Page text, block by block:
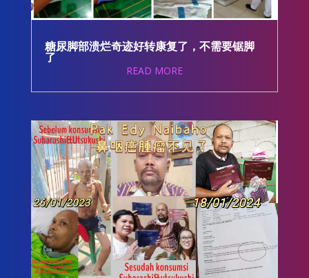
糖尿脚部溃烂奇迹好转康复了，不需要锯脚
了
READ MORE